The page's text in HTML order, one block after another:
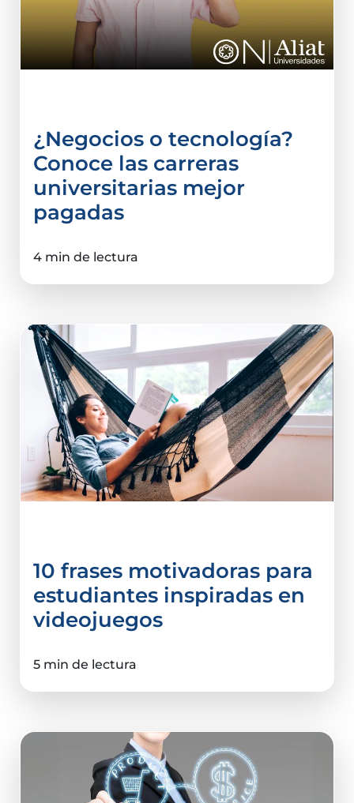
¿Negocios o tecnología?
Conoce las carreras
universitarias mejor
pagadas
4 min de lectura
10 frases motivadoras para
estudiantes inspiradas en
videojuegos
5 min de lectura